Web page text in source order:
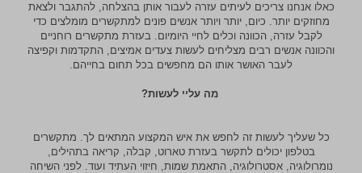
כאלו אנחנו צריכים לעיתים עזרה לעבור אותן בהצלחה, להתגבר ולצאת
מחוזקים יותר. כיום, יותר ויותר אנשים פונים למתקשרים מומלצים כדי
לקבל עזרה, הכוונה וכלים לחיי היומיום. בעזרת מתקשרים רוחניים
והכוונה אנשים רבים מצליחים לעשות צעדים אמיצים, התקדמות וקפיצה
לעבר האושר אותו הם מחפשים בכל תחום בחייהם.
מה עליי לעשות?
כל שעליך לעשות זה לחפש את איש המקצוע המתאים לך. מתקשרים
בטלפון יכולים לתקשר בעזרת טארוט, קבלה, קריאה בתהילים,
נומרולוגיה, אסטרולוגיה, התאמת שמות, חיזוי העתיד ועוד. לפני השיחה